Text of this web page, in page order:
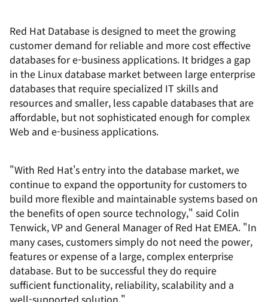
Red Hat Database is designed to meet the growing
customer demand for reliable and more cost effective
databases for e-business applications. It bridges a gap
in the Linux database market between large enterprise
databases that require specialized IT skills and
resources and smaller, less capable databases that are
affordable, but not sophisticated enough for complex
Web and e-business applications.
"With Red Hat's entry into the database market, we
continue to expand the opportunity for customers to
build more flexible and maintainable systems based on
the benefits of open source technology," said Colin
Tenwick, VP and General Manager of Red Hat EMEA. "In
many cases, customers simply do not need the power,
features or expense of a large, complex enterprise
database. But to be successful they do require
sufficient functionality, reliability, scalability and a
well-supported solution."